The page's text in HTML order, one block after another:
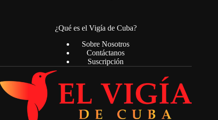
¿Qué es el Vigía de Cuba?
Sobre Nosotros
Contáctanos
Suscripción